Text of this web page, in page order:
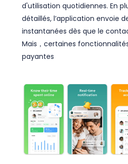
d'utilisation quotidiennes. En
détaillés, l’application envoie
instantanées dès que le
Mais，certaines
payantes